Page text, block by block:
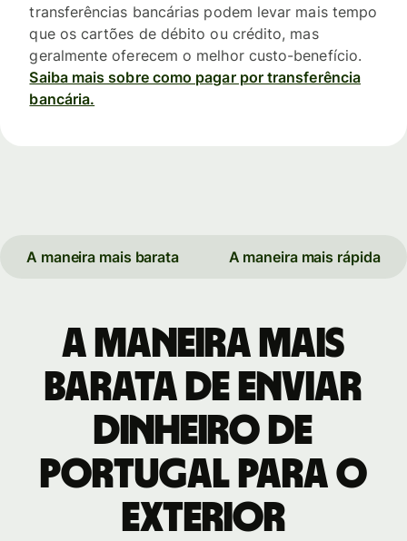
transferências bancárias podem levar mais tempo
que os cartões de débito ou crédito, mas
geralmente oferecem o melhor custo-benefício.
Saiba mais sobre como pagar por transferência
bancária.
A maneira mais barata A maneira mais rápida
A maneira mais
barata de enviar
dinheiro de
Portugal para o
exterior